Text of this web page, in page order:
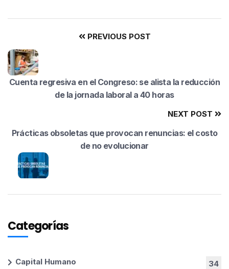
PREVIOUS POST
Cuenta regresiva en el Congreso: se alista la reducción
de la jornada laboral a 40 horas
NEXT POST
Prácticas obsoletas que provocan renuncias: el costo
de no evolucionar
Categorías
Capital Humano 34